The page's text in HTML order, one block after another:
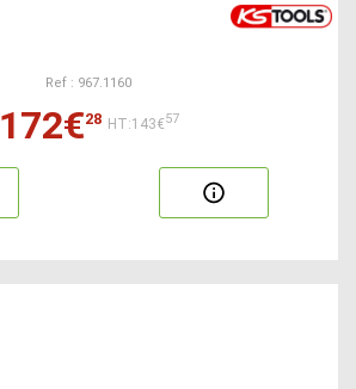
Ref : 967.1160
172€28 HT:143€57